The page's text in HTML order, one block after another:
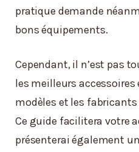
pratique demande
bons équipements.
Cependant, il n’est pas
les meilleurs
modèles et les
Ce guide facilitera votre
présenterai également